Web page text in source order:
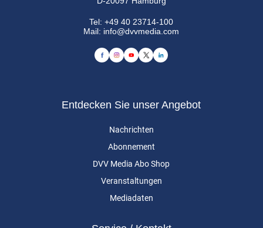
Tel:+49 40 23714-100
Mail: info@dvvmedia.com
Entdecken Sie unser Angebot
Nachrichten
Abonnement
DVV Media Abo Shop
Veranstaltungen
Mediadaten